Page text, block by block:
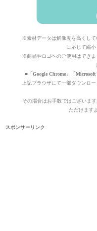
※素材データは解像度を高くし
に応じて縮小
※商品やロゴへのご使用はできま
■「Google Chrome」「
上記ブラウザにて一部ダウンロ
その場合はお手数ではございま
ただけます
スポンサーリンク